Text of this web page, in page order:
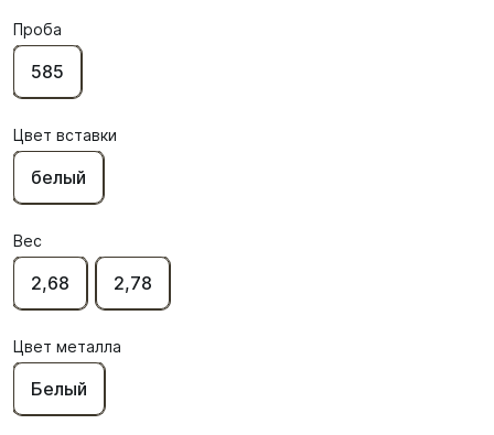
Проба
585
Цвет вставки
белый
Вес
2,68 2,78
Цвет металла
Белый